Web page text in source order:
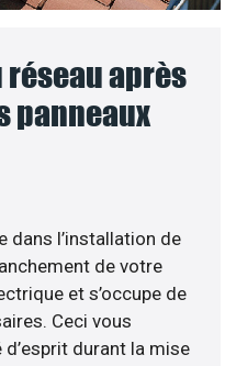
réseau après
panneaux
dans l’installation de
de votre
et s’occupe de
Ceci vous
durant la mise